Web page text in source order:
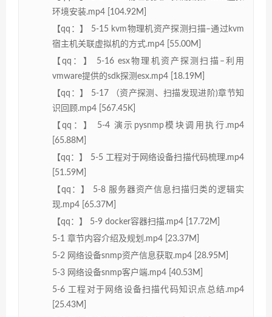
环境安装.mp4 [104.92M]
【qq：】 5-15 kvm物理机资产探测扫描–通过kvm
宿主机关联虚拟机的方式.mp4 [55.00M]
【qq：】 5-16 esx物理机资产探测扫描–利用
vmware提供的sdk探测esx.mp4 [18.19M]
【qq：】 5-17 （资产探测、扫描发现进阶)章节知
识回顾.mp4 [567.45K]
【qq：】 5-4 演示pysnmp模块调用执行.mp4
[65.88M]
【qq：】 5-5 工程对于网络设备扫描代码梳理.mp4
[51.59M]
【qq：】 5-8 服务器资产信息扫描归类的逻辑实
现.mp4 [65.37M]
【qq：】 5-9 docker容器扫描.mp4 [17.72M]
5-1 章节内容介绍及规划.mp4 [23.37M]
5-2 网络设备snmp资产信息获取.mp4 [28.95M]
5-3 网络设备snmp客户端.mp4 [40.53M]
5-6 工程对于网络设备扫描代码知识点总结.mp4
[25.43M]